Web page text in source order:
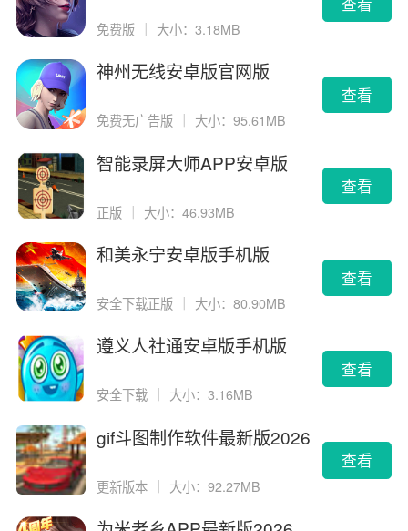
免费版 大小：3.18MB
神州无线安卓版官网版
免费无广告版 大小：95.61MB
查看
智能录屏大师APP安卓版
正版 ｜ 大小：46.93MB
查看
和美永宁安卓版手机版
安全下载正版 大小：80.90MB
查看
遵义人社通安卓版手机版
安全下载 大小：3.16MB
查看
gif斗图制作软件最新版2026
更新版本 ｜ 大小：92.27MB
查看